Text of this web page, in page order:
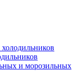
холодильников
и морозильных